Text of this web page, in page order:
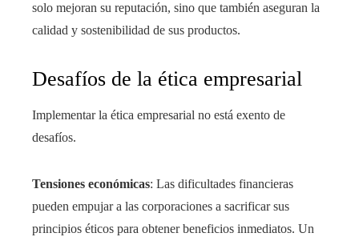
solo mejoran su reputación, sino que también aseguran la
calidad y sostenibilidad de sus productos.
Desafíos de la ética empresarial
Implementar la ética empresarial no está exento de
desafíos.
Tensiones económicas: Las dificultades financieras
pueden empujar a las corporaciones a sacrificar sus
principios éticos para obtener beneficios inmediatos. Un